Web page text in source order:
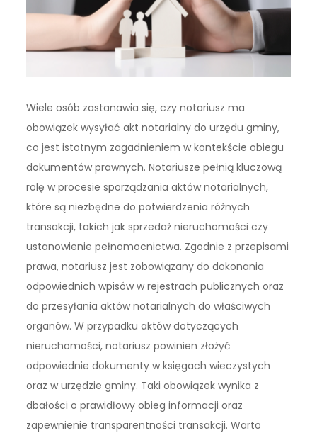
Wiele osób zastanawia się, czy notariusz ma
obowiązek wysyłać akt notarialny do urzędu gminy,
co jest istotnym zagadnieniem w kontekście obiegu
dokumentów prawnych. Notariusze pełnią kluczową
rolę w procesie sporządzania aktów notarialnych,
które są niezbędne do potwierdzenia różnych
transakcji, takich jak sprzedaż nieruchomości czy
ustanowienie pełnomocnictwa. Zgodnie z przepisami
prawa, notariusz jest zobowiązany do dokonania
odpowiednich wpisów w rejestrach publicznych oraz
do przesyłania aktów notarialnych do właściwych
organów. W przypadku aktów dotyczących
nieruchomości, notariusz powinien złożyć
odpowiednie dokumenty w księgach wieczystych
oraz w urzędzie gminy. Taki obowiązek wynika z
dbałości o prawidłowy obieg informacji oraz
zapewnienie transparentności transakcji. Warto